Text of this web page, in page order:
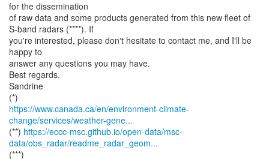
for the dissemination
of raw data and some products generated from this new fleet of
S-band radars (****). If
you're interested, please don't hesitate to contact me, and I'll be
happy to
answer any questions you may have.
Best regards.
Sandrine
https://www.canada.ca/en/environment-climate-
change/services/weather-gene...
(**) https://eccc-msc.github.io/open-data/msc-
data/obs_radar/readme_radar_geom...